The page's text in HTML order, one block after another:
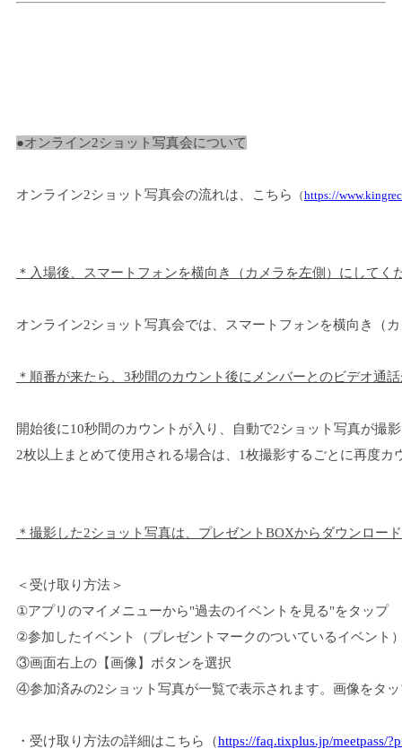
●オンライン2ショット写真会について
オンライン2ショット写真会の流れは、こちら （https://
＊入場後、スマートフォンを横向き（カメラを左側）にしてく
オンライン2ショット写真会では、スマートフォンを横向き（
＊順番が来たら、3秒間のカウント後にメンバーとのビデオ通
開始後に10秒間のカウントが入り、自動で2ショット写真が撮
2枚以上まとめて使用される場合は、1枚撮影するごとに再度
＊撮影した2ショット写真は、プレゼントBOXからダウンロー
＜受け取り方法＞
①アプリのマイメニューから"過去のイベントを見る"をタップ
②参加したイベント（プレゼントマークのついているイベント
③画面右上の【画像】ボタンを選択
④参加済みの2ショット写真が一覧で表示されます。画像をタ
・受け取り方法の詳細はこちら（https://faq.tixplus.jp/meetpass/